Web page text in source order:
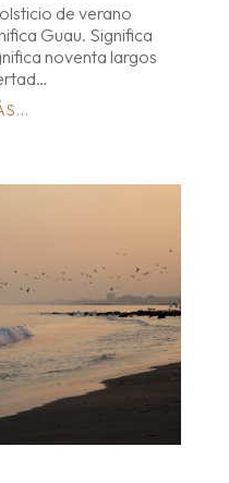
de verano
Guau. Significa
noventa largos